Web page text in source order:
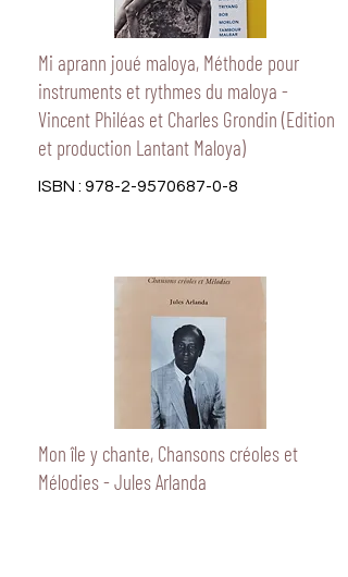
Mi aprann joué maloya, Méthode pour
instruments et rythmes du maloya -
Vincent Philéas et Charles Grondin (Edition
et production Lantant Maloya)
ISBN : 978-2-9570687-0-8
Mon île y chante, Chansons créoles et
Mélodies - Jules Arlanda